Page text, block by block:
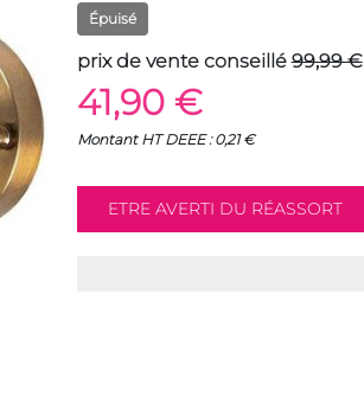
Épuisé
prix de vente conseillé99,99 €
41,90 €
Montant HT DEEE : 0,21 €